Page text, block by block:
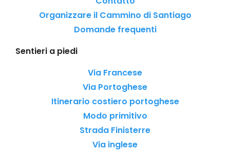
Organizzare il Cammino di Santiago
Domande frequenti
Sentieri a piedi
Via Francese
Via Portoghese
Itinerario costiero portoghese
Modo primitivo
Strada Finisterre
Via inglese